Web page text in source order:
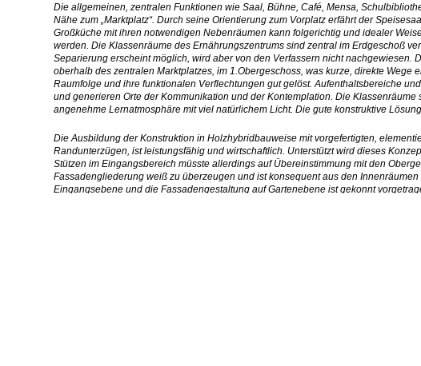
Die allgemeinen, zentralen Funktionen wie Saal, Bühne, Café, Mensa,
Nähe zum „Marktplatz“. Durch seine Orientierung zum Vorplatz erfährt der
Großküche mit ihren notwendigen Nebenräumen kann folgerichtig und idealer
werden. Die Klassenräume des Ernährungszentrums sind zentral im Erdgeschoß
Separierung erscheint möglich, wird aber von den Verfassern nicht nachgewiesen.
oberhalb des zentralen Marktplatzes, im 1.Obergeschoss, was kurze, direkte
Raumfolge und ihre funktionalen Verflechtungen gut gelöst. Aufenthaltsbereiche
und generieren Orte der Kommunikation und der Kontemplation. Die
angenehme Lernatmosphäre mit viel natürlichem Licht. Die gute konstruktive
Die Ausbildung der Konstruktion in Holzhybridbauweise mit vorgefertigten,
Randunterzügen, ist leistungsfähig und wirtschaftlich. Unterstützt wird dieses
Stützen im Eingangsbereich müsste allerdings auf Übereinstimmung mit den
Fassadengliederung weiß zu überzeugen und ist konsequent aus den
Eingangsebene und die Fassadengestaltung auf Gartenebene ist gekonnt